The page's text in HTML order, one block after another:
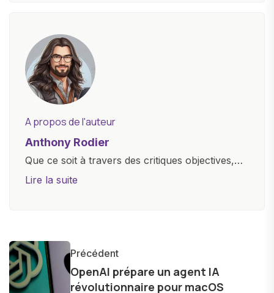
A propos de l'auteur
Anthony Rodier
Que ce soit à travers des critiques objectives,
des guides d'achat ou des analyses
lumière les aspects pratiques de ces
innovations. Mon travail consiste également à
partager des réflexions sur l'impact de la
Lire la suite
Précédent
OpenAI prépare un agent IA
révolutionnaire pour macOS